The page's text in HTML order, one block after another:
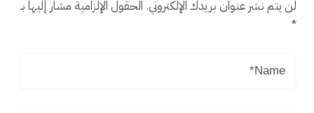
لن يتم نشر عنوان بريدك الإلكتروني. الحقول الإلزامية مشار إليها بـ
*